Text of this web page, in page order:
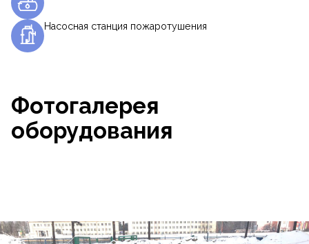
Насосная станция пожаротушения
Фотогалерея
оборудования